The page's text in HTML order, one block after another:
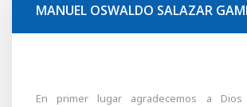
MANUEL OSWALDO SALAZAR
En primer lugar agradecemos a